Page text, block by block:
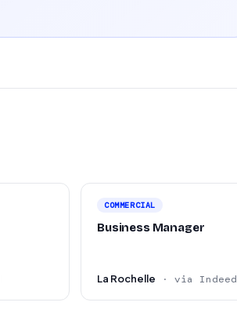
COMMERCIAL
Business Manager
La Rochelle · via Indeed